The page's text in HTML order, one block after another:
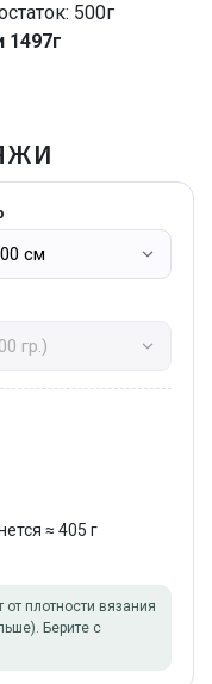
500г
1497г
≈ 405 г
плотности вязания
Берите с